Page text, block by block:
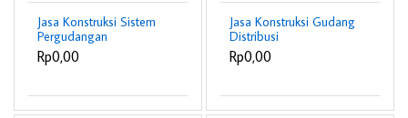
Jasa Konstruksi Sistem
Pergudangan
Rp0,00
Jasa Konstruksi Gudang
Distribusi
Rp0,00